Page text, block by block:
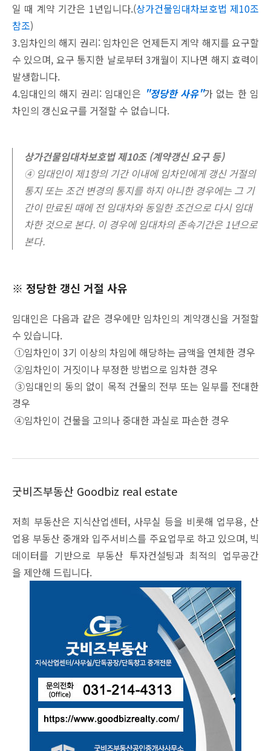
일 때 계약 기간은 1년입니다.(상가건물임대차보호법 제10조
참조)
3.임차인의 해지 권리: 임차인은 언제든지 계약 해지를 요구할
수 있으며, 요구 통지한 날로부터 3개월이 지나면 해지 효력이
발생합니다.
4.임대인의 해지 권리: 임대인은 "정당한 사유"가 없는 한 임
차인의 갱신요구를 거절할 수 없습니다.
상가건물임대차보호법 제10조 (계약갱신 요구 등)
④ 임대인이 제1항의 기간 이내에 임차인에게 갱신 거절의
통지 또는 조건 변경의 통지를 하지 아니한 경우에는 그 기
간이 만료된 때에 전 임대차와 동일한 조건으로 다시 임대
차한 것으로 본다. 이 경우에 임대차의 존속기간은 1년으로
본다.
※ 정당한 갱신 거절 사유
임대인은 다음과 같은 경우에만 임차인의 계약갱신을 거절할
수 있습니다.
①임차인이 3기 이상의 차임에 해당하는 금액을 연체한 경우
②임차인이 거짓이나 부정한 방법으로 임차한 경우
③임대인의 동의 없이 목적 건물의 전부 또는 일부를 전대한
경우
④임차인이 건물을 고의나 중대한 과실로 파손한 경우
굿비즈부동산 Goodbiz real estate
저희 부동산은 지식산업센터, 사무실 등을 비롯해 업무용, 산
업용 부동산 중개와 입주서비스를 주요업무로 하고 있으며, 빅
데이터를 기반으로 부동산 투자컨설팅과 최적의 업무공간
을 제안해 드립니다.